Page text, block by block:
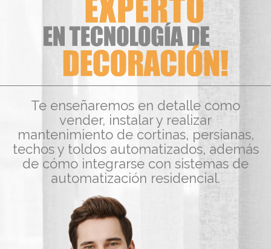
Te enseñaremos en detalle como
vender, instalar y realizar
mantenimiento de cortinas, persianas,
techos y toldos automatizados, además
de cómo integrarse con sistemas de
automatización residencial.